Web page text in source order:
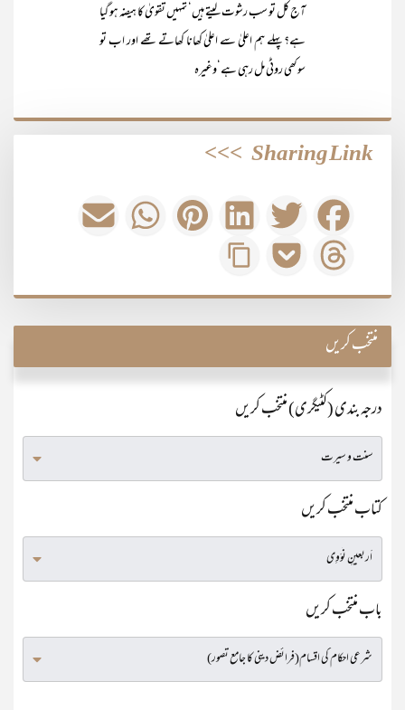
آج کل تو سب رشوت لیتے ہیں‘ تمہیں تقویٰ کا ہیضہ ہو گیا
ہے؟ پہلے ہم اعلیٰ سے اعلیٰ کھانا کھاتے تھے اور اب تو
سوکھی روٹی مل رہی ہے‘وغیرہ
Sharing Link
>>>
منتخب کریں
درجہ بندی (کٹیگری) منتخب کریں
کتاب منتخب کریں
باب منتخب کریں